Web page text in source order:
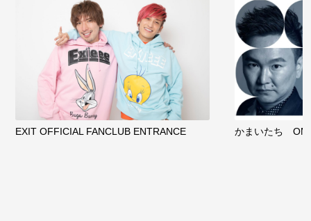
EXIT OFFICIAL FANCLUB ENTRANCE かまいたち